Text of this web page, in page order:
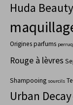
Huda Beauty
Origines parfums
Rouge à lèvres
Shampooing sourcils
Urban Decay